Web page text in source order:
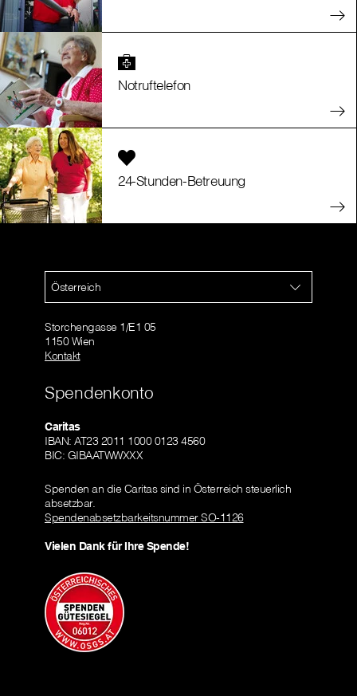
Notruftelefon
24-Stunden-Betreuung
Österreich
Storchengasse 1/E1 05
1150 Wien
Kontakt
Spendenkonto
Caritas
IBAN: AT23 2011 1000 0123 4560
BIC: GIBAATWWXXX
Spenden an die Caritas sind in Österreich steuerlich
absetzbar.
Spendenabsetzbarkeitsnummer SO-1126
Vielen Dank für Ihre Spende!